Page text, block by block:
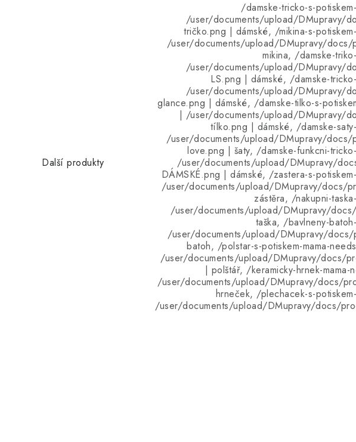
Další produkty
/damske-tricko-s-
/user/documents/upload/DMupravy/
tričko.png | dámské, /mikina-s-
/user/documents/upload/DMupravy/docs/
mikina, /damske-
/user/documents/upload/DMupravy/
LS.png | dámské, /damske-
/user/documents/upload/DMupravy/
glance.png | dámské, /damske-tilko-s-
| /user/documents/upload/DMupravy/
tílko.png | dámské, /damske-
/user/documents/upload/DMupravy/docs/
love.png | šaty, /damske-funkcni-
/user/documents/upload/DMupravy/
DÁMSKÉ.png | dámské, /zastera-s-
/user/documents/upload/DMupravy/docs/
zástěra, /nakupni-
/user/documents/upload/DMupravy/
taška, /bavlneny-
/user/documents/upload/DMupravy/
batoh, /polstar-s-potiskem-mama-
/user/documents/upload/DMupravy/docs/
| polštář, /keramicky-hrnek-
/user/documents/upload/DMupravy/docs/
hrneček, /plechacek-s-
/user/documents/upload/DMupravy/docs/